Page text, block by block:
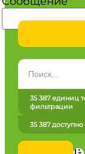
Марка
Все марки
35 387 единиц
фильтрации
35 387